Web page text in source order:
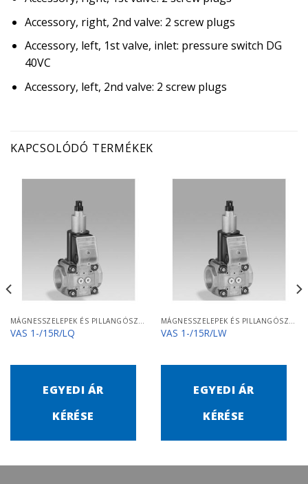
Accessory, right, 2nd valve: 2 screw plugs
Accessory, left, 1st valve, inlet: pressure switch DG
40VC
Accessory, left, 2nd valve: 2 screw plugs
KAPCSOLÓDÓ TERMÉKEK
VAS 1-/15R/LQ
EGYEDI ÁR
KÉRÉSE
VAS 1-/15R/LW
EGYEDI ÁR
KÉRÉSE